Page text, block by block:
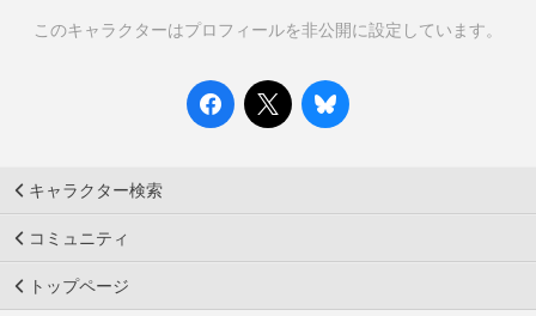
このキャラクターはプロフィールを非公開に設定しています。
キャラクター検索
コミュニティ
トップページ